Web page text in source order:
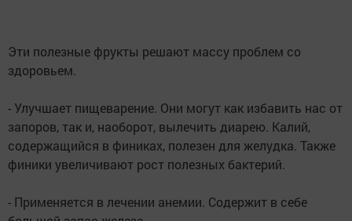
Эти полезные фрукты решают массу проблем со
здоровьем.
- Улучшает пищеварение. Они могут как избавить нас от
запоров, так и, наоборот, вылечить диарею. Калий,
содержащийся в финиках, полезен для желудка. Также
финики увеличивают рост полезных бактерий.
- Применяется в лечении анемии. Содержит в себе